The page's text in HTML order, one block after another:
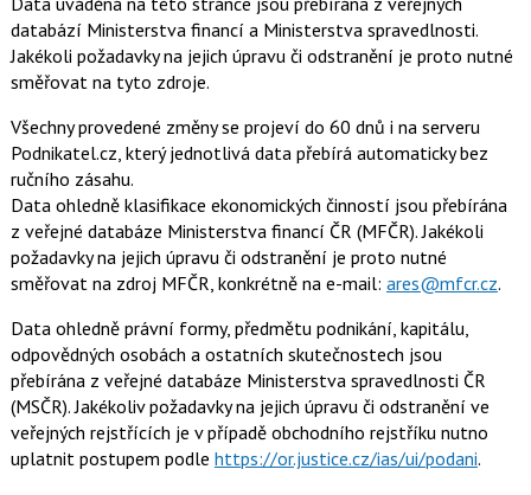
databází Ministerstva financí a Ministerstva spravedlnosti.
Jakékoli požadavky na jejich úpravu či odstranění je proto nutné
směřovat na tyto zdroje.
Všechny provedené změny se projeví do 60 dnů i na serveru
Podnikatel.cz, který jednotlivá data přebírá automaticky bez
ručního zásahu.
Data ohledně klasifikace ekonomických činností jsou přebírána
z veřejné databáze Ministerstva financí ČR (MFČR). Jakékoli
požadavky na jejich úpravu či odstranění je proto nutné
směřovat na zdroj MFČR, konkrétně na e-mail: ares@mfcr.cz.
Data ohledně právní formy, předmětu podnikání, kapitálu,
odpovědných osobách a ostatních skutečnostech jsou
přebírána z veřejné databáze Ministerstva spravedlnosti ČR
(MSČR). Jakékoliv požadavky na jejich úpravu či odstranění ve
veřejných rejstřících je v případě obchodního rejstříku nutno
uplatnit postupem podle https://or.justice.cz/ias/ui/podani.